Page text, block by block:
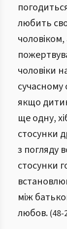
любить
чоловіки
сучасному
якщо
ще одну,
стосунки
з погляду
стосунки
між
любов. (48-